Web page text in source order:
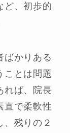
ど、初歩的
ばかりある
ことは問題
れば、院長
直で柔軟性
残りの２